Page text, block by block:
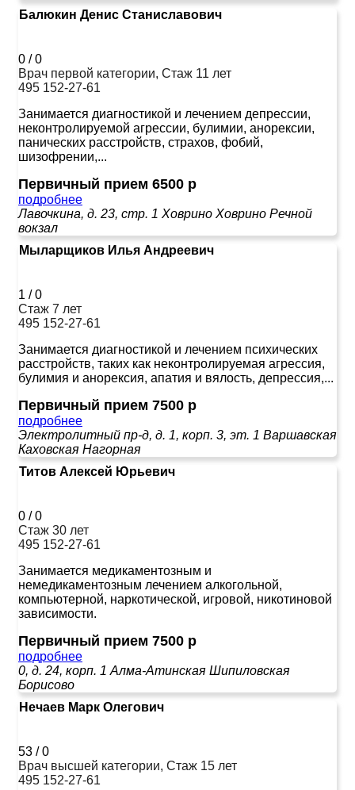
Балюкин Денис Станиславович
0 /0
Врач первой категории, Стаж 11 лет
495 152-27-61
Занимается диагностикой и лечением депрессии,
неконтролируемой агрессии, булимии, анорексии,
панических расстройств, страхов, фобий,
шизофрении,...
Первичный прием 6500 р
подробнее
Лавочкина, д. 23, стр. 1 Ховрино Ховрино Речной
вокзал
Мыларщиков Илья Андреевич
1 /0
Стаж 7 лет
495 152-27-61
Занимается диагностикой и лечением психических
расстройств, таких как неконтролируемая агрессия,
булимия и анорексия, апатия и вялость, депрессия,...
Первичный прием 7500 р
подробнее
Электролитный пр-д, д. 1, корп. 3, эт. 1 Варшавская
Каховская Нагорная
Титов Алексей Юрьевич
0 /0
Стаж 30 лет
495 152-27-61
Занимается медикаментозным и
немедикаментозным лечением алкогольной,
компьютерной, наркотической, игровой, никотиновой
зависимости.
Первичный прием 7500 р
подробнее
0, д. 24, корп. 1 Алма-Атинская Шипиловская
Борисово
Нечаев Марк Олегович
53 /0
Врач высшей категории, Стаж 15 лет
495 152-27-61